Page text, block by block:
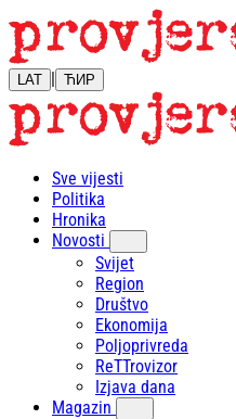
LAT | ЋИР
Sve vijesti
Politika
Hronika
Novosti
Svijet
Region
Društvo
Ekonomija
Poljoprivreda
ReTTrovizor
Izjava dana
Magazin